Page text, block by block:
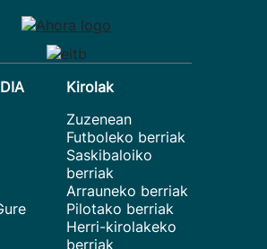
Kirolak
Zuzenean
Futboleko berriak
Saskibaloiko
berriak
Arrauneko berriak
Pilotako berriak
Herri-kirolakeko
berriak